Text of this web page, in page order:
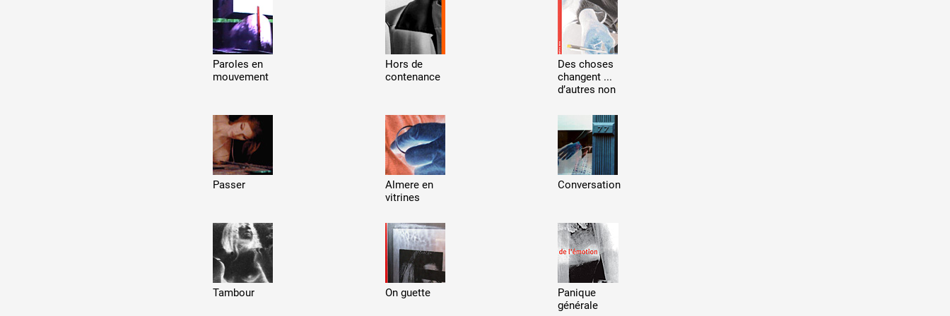
Production vidéo
1% œuvres dans l'espace public
Réseau documents d'artistes
Paroles en
mouvement
Hors de
contenance
Des choses
changent ...
d’autres non
Passer
Almere en
vitrines
Conversation
Tambour On guette
Panique
générale